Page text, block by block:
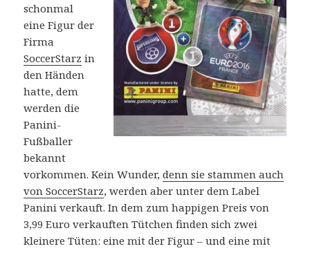
schonmal
eine Figur der
Firma
SoccerStarz in
den Händen
hatte, dem
werden die
Panini-
Fußballer
bekannt
vorkommen. Kein Wunder,denn sie stammen auch
von SoccerStarz, werden aber unter dem Label
Panini verkauft. In dem zum happigen Preis von
3,99 Euro verkauften Tütchen finden sich zwei
kleinere Tüten: eine mit der Figur – und eine mit